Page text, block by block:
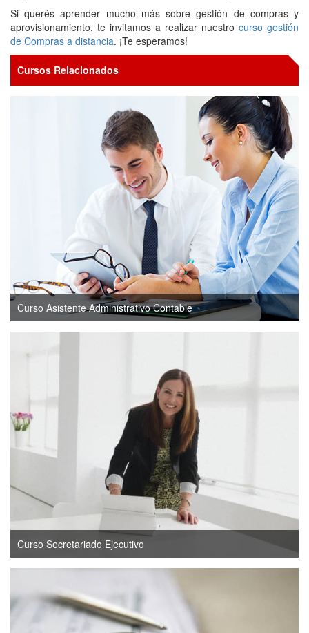
Si querés aprender mucho más sobre gestión de compras y
aprovisionamiento, te invitamos a realizar nuestro curso gestión
de Compras a distancia. ¡Te esperamos!
Cursos Relacionados
Curso Asistente Administrativo Contable
Curso Secretariado Ejecutivo